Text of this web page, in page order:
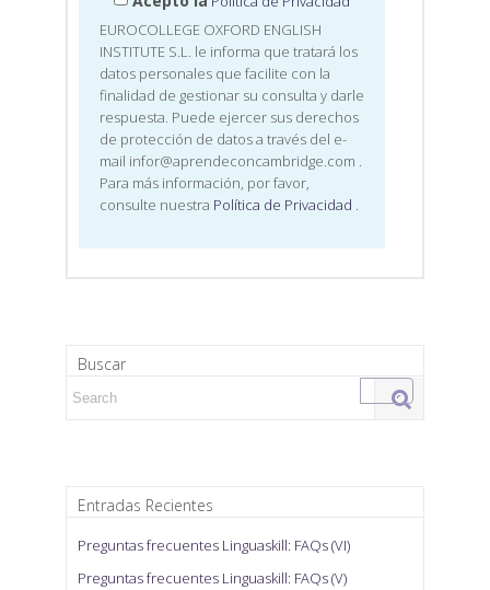
EUROCOLLEGE OXFORD ENGLISH
INSTITUTE S.L. le informa que tratará los
datos personales que facilite con la
finalidad de gestionar su consulta y darle
respuesta. Puede ejercer sus derechos
de protección de datos a través del e-
mail infor@aprendeconcambridge.com .
Para más información, por favor,
consulte nuestra Política de Privacidad .
Buscar
Entradas Recientes
Preguntas frecuentes Linguaskill: FAQs (VI)
Preguntas frecuentes Linguaskill: FAQs (V)